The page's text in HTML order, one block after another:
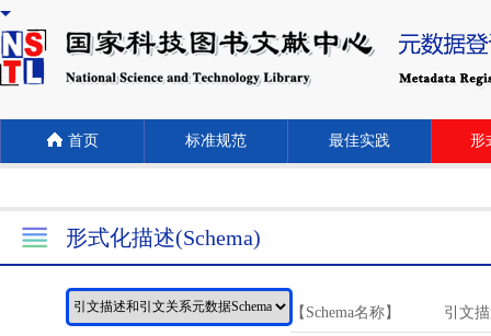
首页 标准规范 最佳实践 形
形式化描述(Schema)
【Schema名称】 引文